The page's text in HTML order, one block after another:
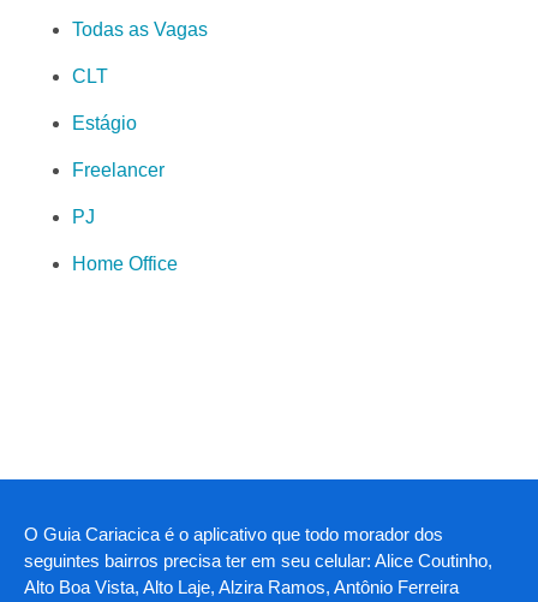
Todas as Vagas
CLT
Estágio
Freelancer
PJ
Home Office
O Guia Cariacica é o aplicativo que todo morador dos
seguintes bairros precisa ter em seu celular: Alice Coutinho,
Alto Boa Vista, Alto Laje, Alzira Ramos, Antônio Ferreira